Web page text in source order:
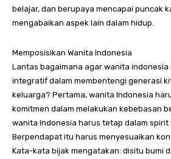
belajar, dan berupaya mencapai puncak
mengabaikan aspek lain dalam hidup.
Memposisikan Wanita Indonesia
Lantas bagaimana agar wanita indonesia
integratif dalam membentengi generasi
keluarga? Pertama, wanita Indonesia
komitmen dalam melakukan kebebasan
wanita Indonesia harus tetap dalam spirit
Berpendapat itu harus menyesuaikan
Kata-kata bijak mengatakan: disitu bumi